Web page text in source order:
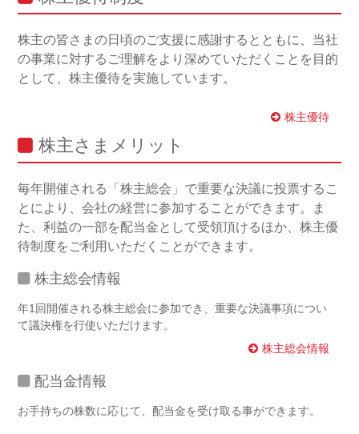
株主の皆さまの日頃のご支援に感謝するとともに、当社
の事業に対するご理解をより深めていただくことを目的
として、株主優待を実施しています。
株主優待
株主さまメリット
毎年開催される「株主総会」で重要な決議に投票するこ
とにより、会社の経営に参加することができます。ま
た、利益の一部を配当金として受領頂けるほか、株主優
待制度をご利用いただくことができます。
株主総会情報
年1回開催される株主総会に参加でき、重要な決議事項につい
て議決権を行使いただけます。
株主総会情報
配当金情報
お手持ちの株数に応じて、配当金を受け取る事ができます。